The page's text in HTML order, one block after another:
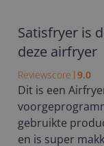
Satisfryer is
deze airfryer
Reviewscore 9.0
Dit is een
gebruikte
en is super